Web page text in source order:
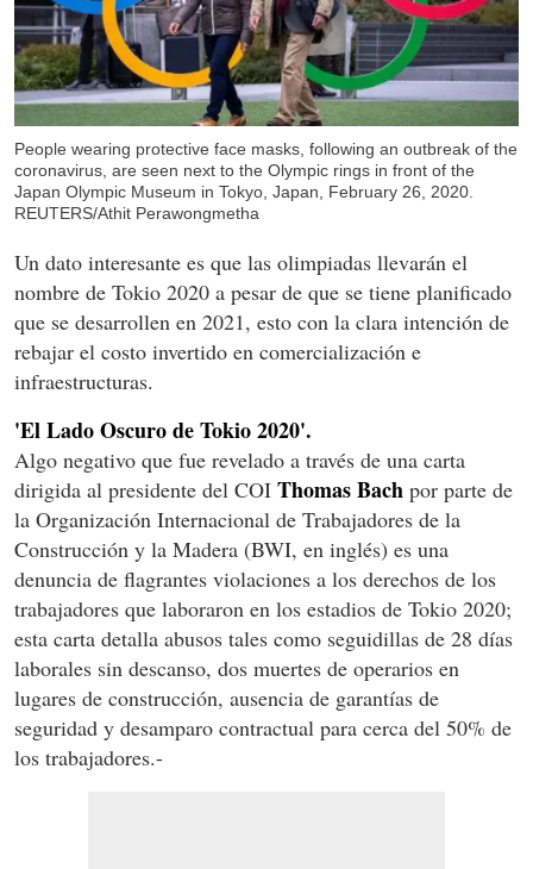
People wearing protective face masks, following an outbreak of the
coronavirus, are seen next to the Olympic rings in front of the
Japan Olympic Museum in Tokyo, Japan, February 26, 2020.
REUTERS/Athit Perawongmetha
Un dato interesante es que las olimpiadas llevarán el
nombre de Tokio 2020 a pesar de que se tiene planificado
que se desarrollen en 2021, esto con la clara intención de
rebajar el costo invertido en comercialización e
infraestructuras.
'El Lado Oscuro de Tokio 2020'.
Algo negativo que fue revelado a través de una carta
dirigida al presidente del COI Thomas Bach por parte de
la Organización Internacional de Trabajadores de la
Construcción y la Madera (BWI, en inglés) es una
denuncia de flagrantes violaciones a los derechos de los
trabajadores que laboraron en los estadios de Tokio 2020;
esta carta detalla abusos tales como seguidillas de 28 días
laborales sin descanso, dos muertes de operarios en
lugares de construcción, ausencia de garantías de
seguridad y desamparo contractual para cerca del 50% de
los trabajadores.-